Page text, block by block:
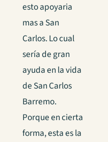
esto apoyaria
mas a San
Carlos. Lo cual
sería de gran
ayuda en la vida
de San Carlos
Barremo.
Porque en cierta
forma, esta es la